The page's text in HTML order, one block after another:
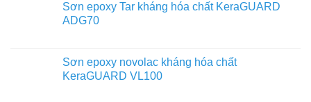
Sơn epoxy Tar kháng hóa chất KeraGUARD
ADG70
Sơn epoxy novolac kháng hóa chất
KeraGUARD VL100